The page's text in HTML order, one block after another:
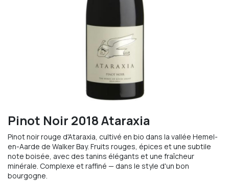
Pinot Noir 2018 Ataraxia
Pinot noir rouge d'Ataraxia, cultivé en bio dans la vallée Hemel-
en-Aarde de Walker Bay. Fruits rouges, épices et une subtile
note boisée, avec des tanins élégants et une fraîcheur
minérale. Complexe et raffiné — dans le style d'un bon
bourgogne.